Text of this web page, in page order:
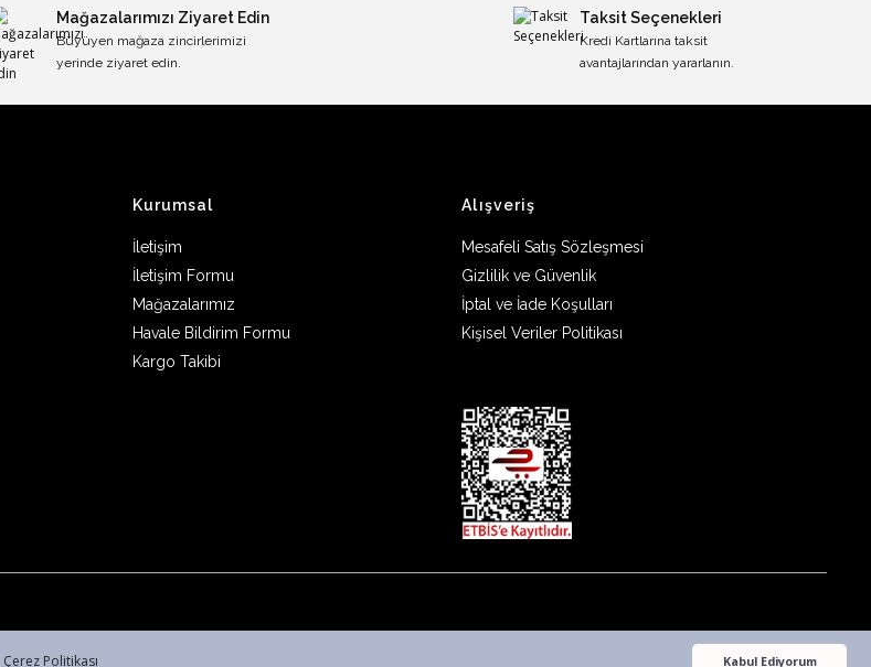
Çerez Politikası Kabul Ediyorum
Mağazalarımızı Ziyaret Edin
Büyüyen mağaza zincirlerimizi
yerinde ziyaret edin.
Taksit Seçenekleri
Kredi Kartlarına taksit
avantajlarından yararlanın.
Kurumsal
İletişim
İletişim Formu
Mağazalarımız
Havale Bildirim Formu
Kargo Takibi
Alışveriş
Mesafeli Satış Sözleşmesi
Gizlilik ve Güvenlik
İptal ve İade Koşulları
Kişisel Veriler Politikası